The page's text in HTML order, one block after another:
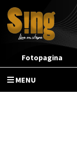
Fotopagina
MENU